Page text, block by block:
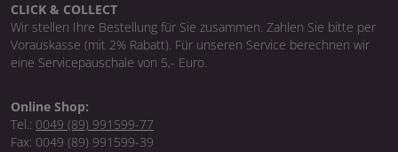
CLICK & COLLECT
Wir stellen Ihre Bestellung für Sie zusammen. Zahlen Sie bitte per
Vorauskasse (mit 2% Rabatt). Für unseren Service berechnen wir
eine Servicepauschale von 5,- Euro.
Online Shop:
Tel.: 0049 (89) 991599-77
Fax: 0049 (89) 991599-39